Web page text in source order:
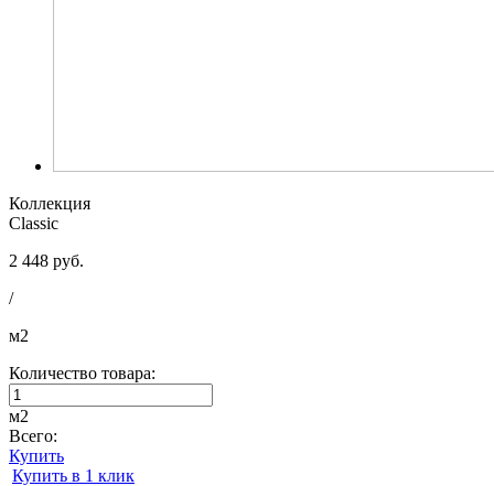
Коллекция
Classic
2 448 руб.
/
м2
Количество товара:
м2
Всего:
Купить
Купить в 1 клик